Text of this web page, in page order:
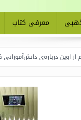
معرفی کتاب
دانش‌آموزانی که سوختند